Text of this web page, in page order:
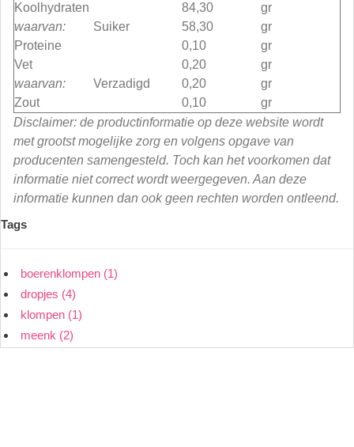
Koolhydraten
84,30
gr
waarvan:
Suiker 58,30
gr
Proteine
0,10
gr
Vet
0,20
gr
waarvan:
Verzadigd 0,20
gr
Zout
0,10
gr
Disclaimer: de productinformatie op deze website wordt
met grootst mogelijke zorg en volgens opgave van
producenten samengesteld. Toch kan het voorkomen dat
informatie niet correct wordt weergegeven. Aan deze
informatie kunnen dan ook geen rechten worden ontleend.
Tags
boerenklompen (1)
dropjes (4)
klompen (1)
meenk (2)